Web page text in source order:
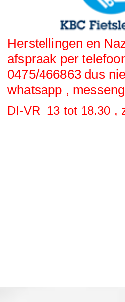
Herstellingen en
afspraak per
0475/466863 dus
whatsapp ,
DI-VR 13 tot 18.30 ,